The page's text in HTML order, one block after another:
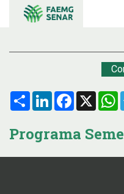
Compartilhar
LinkedInFacebook
X
Programa